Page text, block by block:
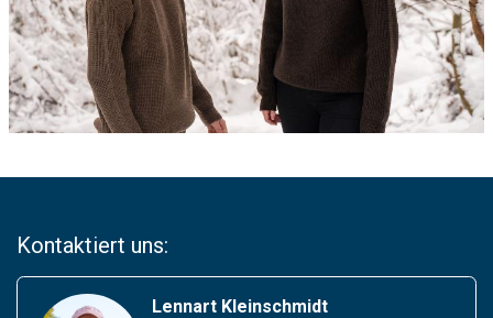
Kontaktiert uns:
Lennart Kleinschmidt